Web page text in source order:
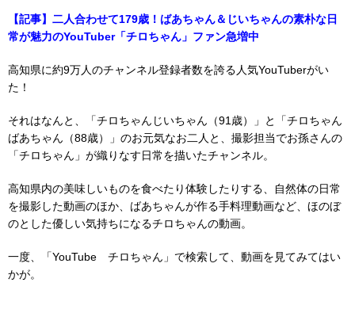
【記事】二人合わせて179歳！ばあちゃん＆じいちゃんの素朴な日
常が魅力のYouTuber「チロちゃん」ファン急増中
高知県に約9万人のチャンネル登録者数を誇る人気YouTuberがい
た！
それはなんと、「チロちゃんじいちゃん（91歳）」と「チロちゃん
ばあちゃん（88歳）」のお元気なお二人と、撮影担当でお孫さんの
「チロちゃん」が織りなす日常を描いたチャンネル。
高知県内の美味しいものを食べたり体験したりする、自然体の日常
を撮影した動画のほか、ばあちゃんが作る手料理動画など、ほのぼ
のとした優しい気持ちになるチロちゃんの動画。
一度、「YouTube チロちゃん」で検索して、動画を見てみてはい
かが。